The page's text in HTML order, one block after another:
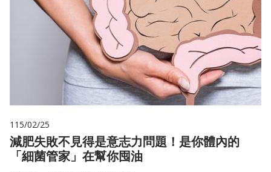
115/02/25
減肥失敗不見得是意志力問題！是你體內的
「細菌管家」在幫你囤油